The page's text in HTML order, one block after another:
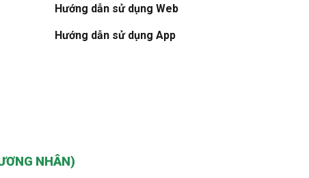
Hướng dẫn sử dụng Web
Hướng dẫn sử dụng App
NHÂN)